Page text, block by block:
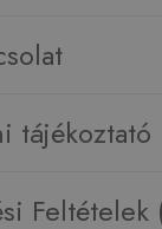
tájékoztató
Feltételek